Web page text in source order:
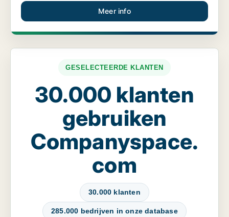
Meer info
GESELECTEERDE KLANTEN
30.000 klanten
gebruiken
Companyspace.
com
30.000 klanten
285.000 bedrijven in onze database